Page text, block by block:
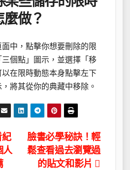
做？
中，點擊你想要刪除的限
個點」圖示，並選擇「移
在限時動態本身點擊左下
將其從你的典藏中移除。
臉書必學秘訣！輕
鬆查看過去瀏覽過
的貼文和影片
紀
人